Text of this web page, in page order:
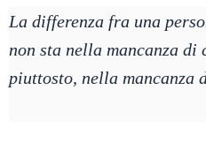
La differenza fra una
non sta nella mancanza
piuttosto, nella mancanza